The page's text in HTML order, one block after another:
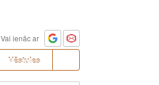
Vai ienāc ar
Vēstules